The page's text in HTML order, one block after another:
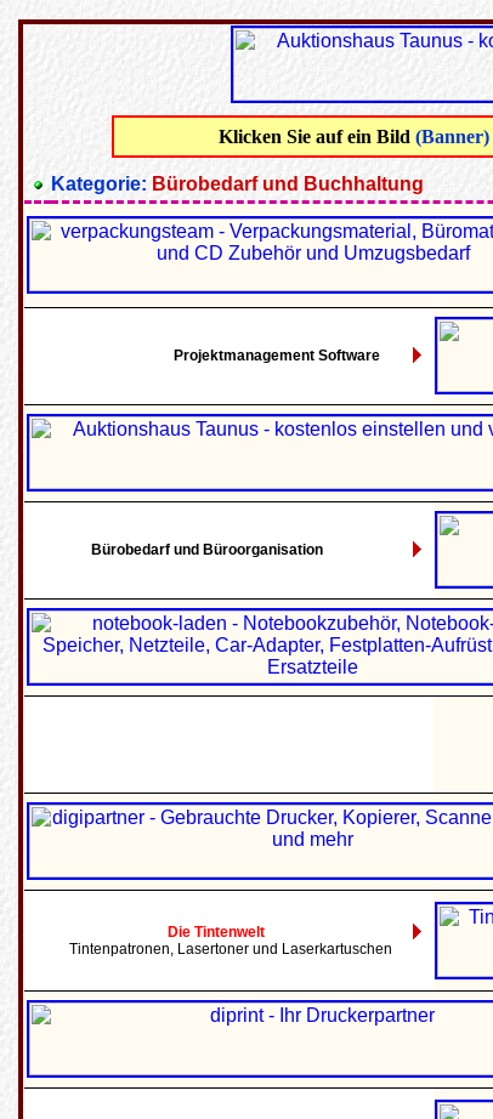
Klicken Sie auf ein Bild (Banner)
Kategorie: Bürobedarf und Buchhaltung
Projektmanagement Software
Bürobedarf und Büroorganisation
Die Tintenwelt
Tintenpatronen, Lasertoner und Laserkartuschen